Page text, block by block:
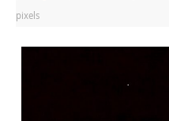
pixels